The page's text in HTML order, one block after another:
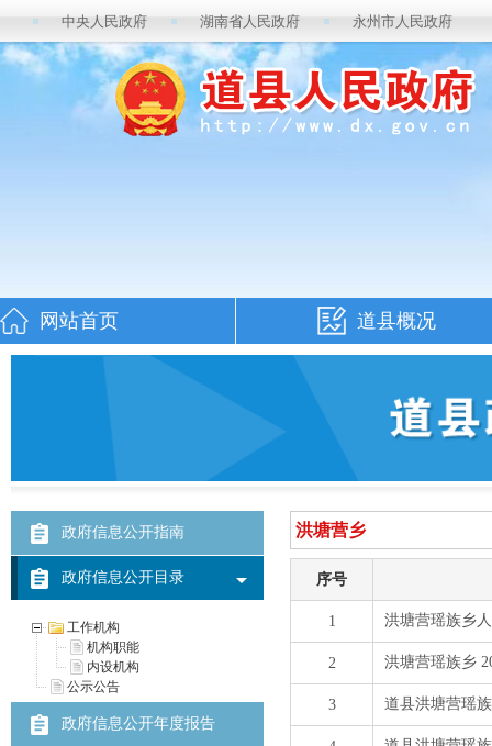
政府信息公开指南
政府信息公开目录
工作机构
机构职能
内设机构
公示公告
政府信息公开年度报告